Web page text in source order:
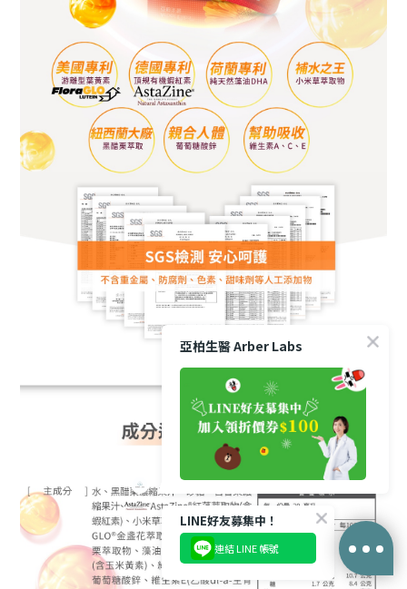
立即購買
亞柏生醫 Arber Labs
LINE好友募集中！
連結 LINE 帳號